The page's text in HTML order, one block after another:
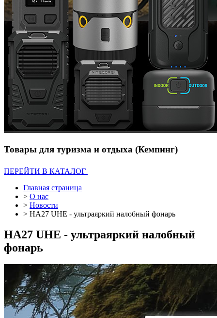
Товары для туризма и отдыха (Кемпинг)
ПЕРЕЙТИ В КАТАЛОГ
Главная страница
> О нас
> Новости
> HA27 UHE - ультраяркий налобный фонарь
HA27 UHE - ультраяркий налобный
фонарь